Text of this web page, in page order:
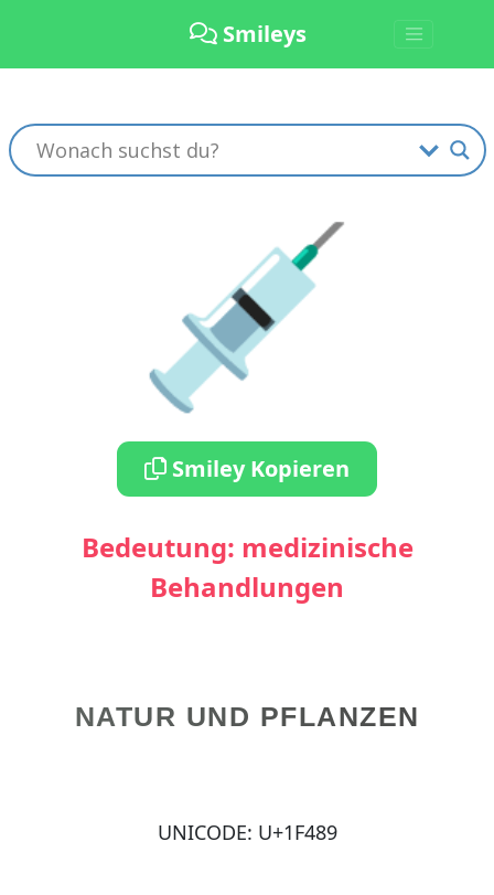
Smileys
💉
Smiley Kopieren
Bedeutung: medizinische
Behandlungen
NATUR UND PFLANZEN
UNICODE: U+1F489